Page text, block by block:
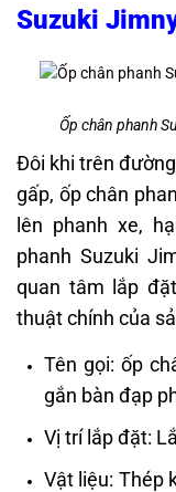
Suzuki
Ốp chân phanh
Đôi khi trên
gấp, ốp chân
lên phanh xe,
phanh Suzuki
quan tâm lắp
thuật chính của
Tên gọi: ốp
gắn bàn đạp
Vị trí lắp đặt:
Vật liệu: Thép